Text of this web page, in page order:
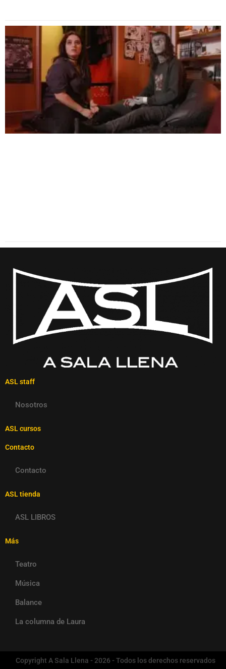
ASL staff
Nosotros
ASL cursos
Contacto
Contacto
ASL tienda
ASL LIBROS
Más
Teatro
Música
Balance
La columna de Laura
Copyright A Sala Llena - 2026 - Todos los derechos reservados